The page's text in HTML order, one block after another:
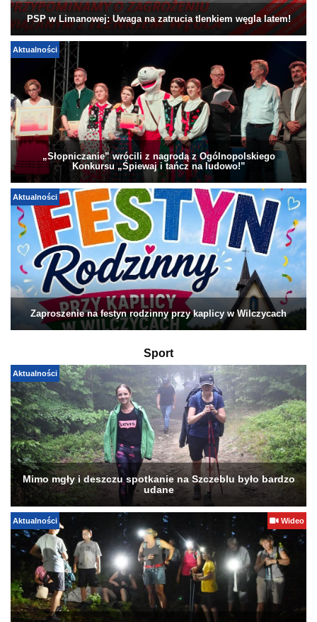
PSP w Limanowej: Uwaga na zatrucia tlenkiem węgla latem!
Aktualności
„Słopniczanie” wrócili z nagrodą z Ogólnopolskiego
Konkursu „Śpiewaj i tańcz na ludowo!”
Aktualności
Zaproszenie na festyn rodzinny przy kaplicy w Wilczycach
Sport
Aktualności
Mimo mgły i deszczu spotkanie na Szczeblu było bardzo
udane
Aktualności Wideo